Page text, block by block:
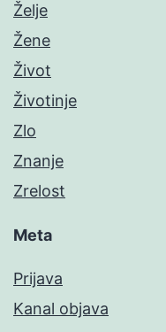
Želje
Žene
Život
Životinje
Zlo
Znanje
Zrelost
Meta
Prijava
Kanal objava